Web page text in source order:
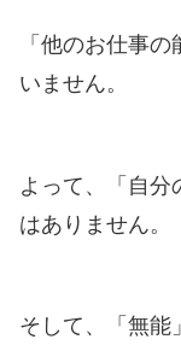
「他のお仕事
いません。
よって、「自分
はありません。
そして、「無能